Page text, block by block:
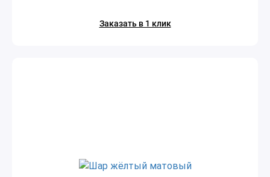
Заказать в 1 клик